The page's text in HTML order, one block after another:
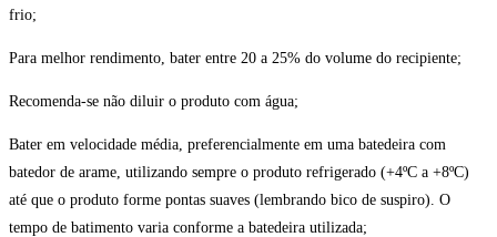
frio;
Para melhor rendimento, bater entre 20 a 25% do volume do recipiente;
Recomenda-se não diluir o produto com água;
Bater em velocidade média, preferencialmente em uma batedeira com
batedor de arame, utilizando sempre o produto refrigerado (+4ºC a +8ºC)
até que o produto forme pontas suaves (lembrando bico de suspiro). O
tempo de batimento varia conforme a batedeira utilizada;